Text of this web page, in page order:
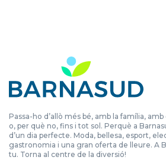
Passa-ho d’allò més bé, amb la família,
o, per què no, fins i tot sol. Perquè a
d’un dia perfecte. Moda, bellesa, esport,
gastronomia i una gran oferta de lleure. A
tu. Torna al centre de la diversió!